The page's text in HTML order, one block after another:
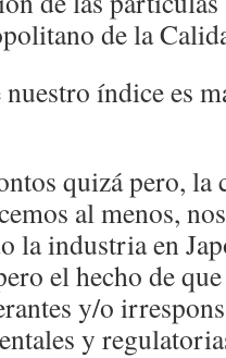
de la
índice es
quizá pero, la
al menos,
la industria en
el hecho de
y/o
y